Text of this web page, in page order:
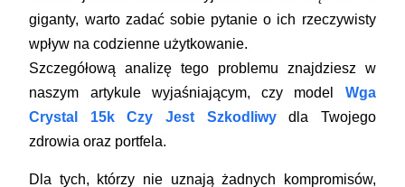
giganty, warto zadać sobie pytanie o ich rzeczywisty
wpływ na codzienne użytkowanie.
Szczegółową analizę tego problemu znajdziesz w
naszym artykule wyjaśniającym, czy model Wga
Crystal 15k Czy Jest Szkodliwydla Twojego
zdrowia oraz portfela.
Dla tych, którzy nie uznają żadnych kompromisów,